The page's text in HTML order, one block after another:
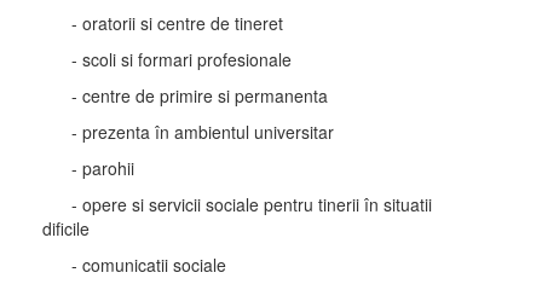
- oratorii si centre de tineret
- scoli si formari profesionale
- centre de primire si permanenta
- prezenta în ambientul universitar
- parohii
- opere si servicii sociale pentru tinerii în situatii
dificile
- comunicatii sociale